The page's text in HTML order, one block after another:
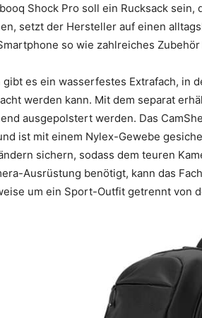
Shock Pro soll ein Rucksack
setzt der Hersteller auf einen
so wie zahlreiches
gibt es ein wasserfestes Extrafach, in
werden kann. Mit dem separat
ausgepolstert werden. Das
ist mit einem Nylex-Gewebe
sichern, sodass dem teuren
Ausrüstung benötigt, kann das
um ein Sport-Outfit getrennt von